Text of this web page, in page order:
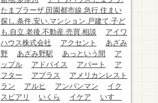
たまプラーザ.田園都市線.急行.住まい
探し.条件.安い.マンション.戸建て.子ど
も.自立.老後.不動産.売買.相談
アイワ
ハウス株式会社
アクセント
あざみ
野
あざみ野駅 あっという間
ア
ップル
アドバイス アパート
ア
フター
アプラス
アメリカンレスト
ラン
アルヒ アンパンマン
イク
スピアリ
いくら イケア
いすゞ